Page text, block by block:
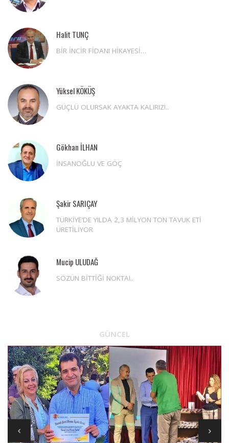
Halit TUNÇ
BİR İNCİR FİDANI HİKAYESİ…
Yüksel KÖKÜŞ
GÜÇLÜ OLURSAK AYAKTA KALIRIZ!..
Gökhan İLHAN
İNSANOĞLU VE GÖÇ
Şakir SARIÇAY
TÜRKİYE’DE YILDA 2,3 MİLYON TON TAVUK ETİ
ÜRETİLİYOR
Mucip ULUDAĞ
SÖZÜN BİTTİĞİ NOKTA!..
GÜNCEL